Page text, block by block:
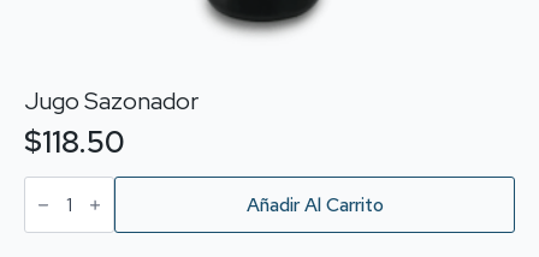
Jugo Sazonador
$118.50
Jugo
Sazonador Añadir Al Carrito